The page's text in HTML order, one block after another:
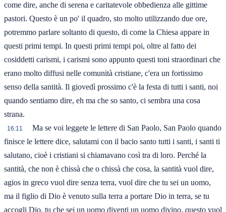
come dire, anche di serena e caritatevole obbedienza alle gittime
pastori. Questo è un po' il quadro, sto molto utilizzando due ore,
potremmo parlare soltanto di questo, di come la Chiesa appare in
questi primi tempi. In questi primi tempi poi, oltre al fatto dei
cosiddetti carismi, i carismi sono appunto questi toni straordinari che
erano molto diffusi nelle comunità cristiane, c'era un fortissimo
senso della santità. Il giovedì prossimo c'è la festa di tutti i santi, noi
quando sentiamo dire, eh ma che so santo, ci sembra una cosa
strana.
16:11
Ma se voi leggete le lettere di San Paolo, San Paolo quando
finisce le lettere dice, salutami con il bacio santo tutti i santi, i santi ti
salutano, cioè i cristiani si chiamavano così tra di loro. Perché la
santità, che non è chissà che o chissà che cosa, la santità vuol dire,
agios in greco vuol dire senza terra, vuol dire che tu sei un uomo,
ma il figlio di Dio è venuto sulla terra a portare Dio in terra, se tu
accogli Dio, tu che sei un uomo diventi un uomo divino, questo vuol